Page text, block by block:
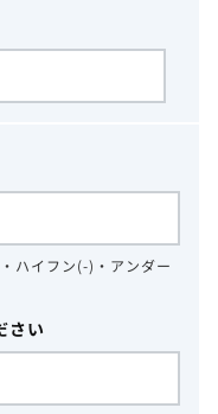
ハイフン(-)・アンダー
さい